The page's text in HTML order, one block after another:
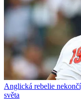
Anglická rebelie
světa